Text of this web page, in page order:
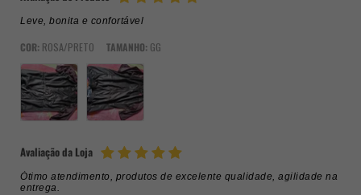
Leve, bonita e confortável
COR: ROSA/PRETO TAMANHO: GG
Avaliação da Loja
Ótimo atendimento, produtos de excelente qualidade, agilidade na
entrega.